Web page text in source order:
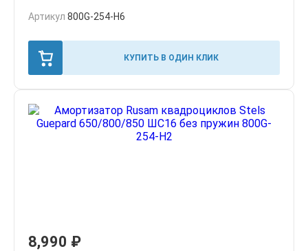
Артикул 800G-254-H6
КУПИТЬ В ОДИН КЛИК
8,990 ₽